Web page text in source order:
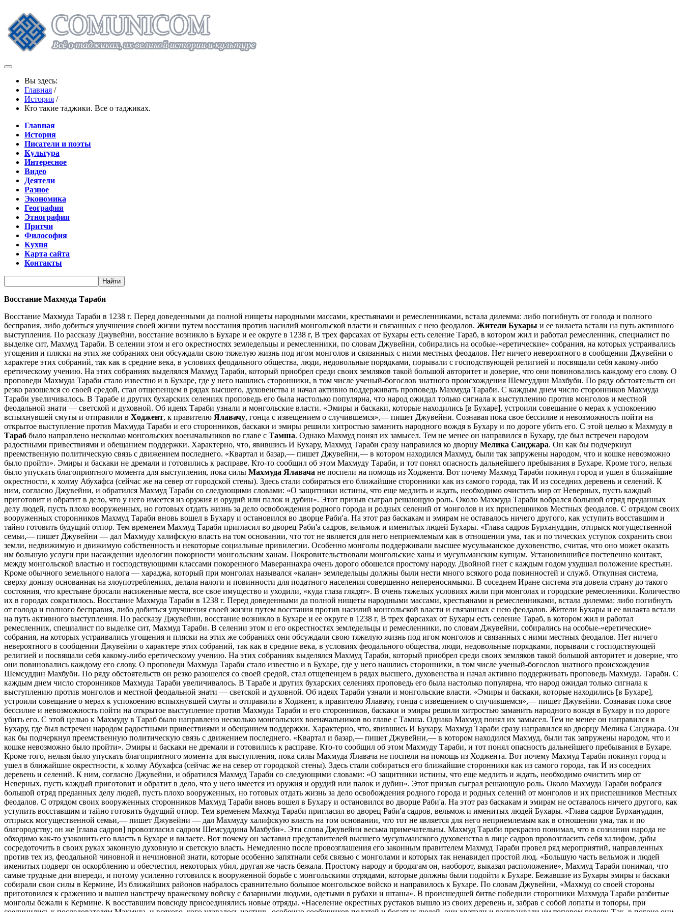
Вы здесь:
Главная /
История /
Кто такие таджики. Все о таджиках.
Главная
История
Писатели и поэты
Культура
Интересное
Видео
Деятели
Разное
Экономика
География
Этнография
Притчи
Философия
Кухня
Карта сайта
Контакты
Восстание Махмуда Тараби
Восстание Махмуда Тараби в 1238 г. Перед доведенными да полной нищеты народными массами, крестьянами и ремесленниками, встала дилемма: либо погибнуть от голода и полного
бесправия, либо добиться улучшения своей жизни путем восстания против насилий монгольской власти и связанных с нею феодалов. Жители Бухары и ее вилаета встали на путь активного
выступления. По рассказу Джувейни, восстание возникло в Бухаре и ее округе в 1238 г, В трех фарсахах от Бухары есть селение Тараб, в котором жил и работал ремесленник, специалист по
выделке сит, Махмуд Тараби. В селении этом и его окрестностях земледельцы и ремесленники, по словам Джувейни, собирались на особые-«еретические» собрания, на которых устраивались
угощения и пляски на этих же собраниях они обсуждали свою тяжелую жизнь под игом монголов и связанных с ними местных феодалов. Нет ничего невероятного в сообщении Джувейни о
характере этих собраний, так как в средние века, в условиях феодального общества, люди, недовольные порядками, порывали с господствующей религией и посвящали себя какому-либо
еретическому учению. На этих собраниях выделялся Махмуд Тараби, который приобрел среди своих земляков такой большой авторитет и доверие, что они повиновались каждому его слову. О
проповеди Махмуда Тараби стало известно и в Бухаре, где у него нашлись сторонники, в том числе ученый-богослов знатного происхождения Шемсуддин Махбуби. По ряду обстоятельств он
резко разошелся со своей средой, стал отщепенцем в рядах высшего, духовенства и начал активно поддерживать проповедь Махмуда Тараби. С каждым днем число сторонников Махмуда
Тараби увеличивалось. В Тарабе и других бухарских селениях проповедь его была настолько популярна, что народ ожидал только сигнала к выступлению против монголов и местной
феодальной знати — светской и духовной. Об идеях Тараби узнали и монгольские власти. «Эмиры и баскаки, которые находились [в Бухаре], устроили совещание о мерах к успокоению
вспыхнувшей смуты и отправили в Ходжент, к правителю Ялавачу, гонца с извещением о случившемся»,— пишет Джувейни. Сознавая пока свое бессилие и невозможность пойти на
открытое выступление против Махмуда Тараби и его сторонников, баскаки и эмиры решили хитростью заманить народного вождя в Бухару и по дороге убить его. С этой целью к Махмуду в
Тараб было направлено несколько монгольских военачальников во главе с Тамша. Однако Махмуд понял их замысел. Тем не менее он направился в Бухару, где был встречен народом
радостными привествиями и обещанием поддержки. Характерно, что, явившись И Бухару, Махмуд Тараби сразу направился ко дворцу Мелика Санджара. Он как бы подчеркнул
преемственную политическую связь с движением последнего. «Квартал и базар,— пишет Джувейни,— в котором находился Махмуд, были так запружены народом, что и кошке невозможно
было пройти». Эмиры и баскаки не дремали и готовились к расправе. Кто-то сообщил об этом Махмуду Тараби, и тот понял опасность дальнейшего пребывания в Бухаре. Кроме того, нельзя
было упускать благоприятного момента для выступления, пока силы Махмуда Ялавача не поспели на помощь из Ходжента. Вот почему Махмуд Тараби покинул город и ушел в ближайшие окрестности, к холму Абухафса (сейчас же на север от городской стены). Здесь стали собираться его ближайшие сторонники как из самого города, так И из соседних деревень и селений. К ним, согласно Джувейни, и обратился Махмуд Тараби со следующими словами: «О защитники истины, что еще медлить и ждать, необходимо очистить мир от Неверных, пусть каждый приготовит и обратит в дело, что у него имеется из оружия и орудий или палок и дубин». Этот призыв сыграл решающую роль. Около Махмуда Тараби вобрался большой отряд преданных делу людей, пусть плохо вооруженных, но готовых отдать жизнь за дело освобождения родного города и родных селений от монголов и их приспешников Местных феодалов. С отрядом своих вооруженных сторонников Махмуд Тараби вновь вошел в Бухару и остановился во дворце Раби'а. На этот раз баскакам и эмирам не оставалось ничего другого, как уступить восставшим и тайно готовить будущий отпор. Тем временем Махмуд Тараби пригласил во дворец Раби'а садров, вельмож и именитых людей Бухары. «Глава садров Бурхануддин, отпрыск могущественной семьи,— пишет Джувейни — дал Махмуду халифскую власть на том основании, что тот не является для него неприемлемым как в отношении ума, так и по тических уступок сохранить свои земли, недвижимую и движимую собственность и некоторые социальные привилегии. Особенно монголы поддерживали высшее мусульманское духовенство, считая, что оно может оказать им большую услуги при насаждении идеологии покорности монгольским ханам. Покровительствовали монгольские ханы и мусульманским купцам. Установившийся постепенно контакт, между монгольской властью и господствующими классами покоренного Мавераннахра очень дорого обошелся простому народу. Двойной гнет с каждым годом ухудшал положение крестьян. Кроме обычного земельного налога — хараджа, который при монголах назывался «калан» земледельцы должны были нести много всякого рода повинностей и служб. Откупная система, сверху донизу основанная на злоупотреблениях, делала налоги и повинности для податного населения совершенно непереносимыми. В соседнем Иране система эта довела страну до такого состояния, что крестьяне бросали насиженные места, все свое имущество и уходили, «куда глаза глядят». В очень тяжелых условиях жили при монголах и городские ремесленники. Количество их в городах сократилось. Восстание Махмуда Тараби в 1238 г. Перед доведенными да полной нищеты народными массами, крестьянами и ремесленниками, встала дилемма: либо погибнуть от голода и полного бесправия, либо добиться улучшения своей жизни путем восстания против насилий монгольской власти и связанных с нею феодалов. Жители Бухары и ее вилаята встали на путь активного выступления. По рассказу Джувейни, восстание возникло в Бухаре и ее округе в 1238 г, В трех фарсахах от Бухары есть селение Тараб, в котором жил и работал ремесленник, специалист по выделке сит, Махмуд Тараби. В селении этом и его окрестностях земледельцы и ремесленники, по словам Джувейни, собирались на особые-«еретические» собрания, на которых устраивались угощения и пляски на этих же собраниях они обсуждали свою тяжелую жизнь под игом монголов и связанных с ними местных феодалов. Нет ничего невероятного в сообщении Джувейни о характере этих собраний, так как в средние века, в условиях феодального общества, люди, недовольные порядками, порывали с господствующей религией и посвящали себя какому-либо еретическому учению. На этих собраниях выделялся Махмуд Тараби, который приобрел среди своих земляков такой большой авторитет и доверие, что они повиновались каждому его слову. О проповеди Махмуда Тараби стало известно и в Бухаре, где у него нашлись сторонники, в том числе ученый-богослов знатного происхождения Шемсуддин Махбуби. По ряду обстоятельств он резко разошелся со своей средой, стал отщепенцем в рядах высшего, духовенства и начал активно поддерживать проповедь Махмуда. Тараби. С каждым днем число сторонников Махмуда Тараби увеличивалось. В Тарабе и других бухарских селениях проповедь его была настолько популярна, что народ ожидал только сигнала к выступлению против монголов и местной феодальной знати — светской и духовной. Об идеях Тараби узнали и монгольские власти. «Эмиры и баскаки, которые находились [в Бухаре], устроили совещание о мерах к успокоению вспыхнувшей смуты и отправили в Ходжент, к правителю Ялавачу, гонца с извещением о случившемся»,— пишет Джувейни. Сознавая пока свое бессилие и невозможность пойти на открытое выступление против Махмуда Тараби и его сторонников, баскаки и эмиры решили хитростью заманить народного вождя в Бухару и по дороге убить его. С этой целью к Махмуду в Тараб было направлено несколько монгольских военачальников во главе с Тамша. Однако Махмуд понял их замысел. Тем не менее он направился в Бухару, где был встречен народом радостными привествиями и обещанием поддержки. Характерно, что, явившись И Бухару, Махмуд Тараби сразу направился ко дворцу Мелика Санджара. Он как бы подчеркнул преемственную политическую связь с движением последнего. «Квартал и базар,— пишет Джувейни,— в котором находился Махмуд, были так запружены народом, что и кошке невозможно было пройти». Эмиры и баскаки не дремали и готовились к расправе. Кто-то сообщил об этом Махмуду Тараби, и тот понял опасность дальнейшего пребывания в Бухаре. Кроме того, нельзя было упускать благоприятного момента для выступления, пока силы Махмуда Ялавача не поспели на помощь из Ходжента. Вот почему Махмуд Тараби покинул город и ушел в ближайшие окрестности, к холму Абухафса (сейчас же на север от городской стены). Здесь стали собираться его ближайшие сторонники как из самого города, так И из соседних деревень и селений. К ним, согласно Джувейни, и обратился Махмуд Тараби со следующими словами: «О защитники истины, что еще медлить и ждать, необходимо очистить мир от Неверных, пусть каждый приготовит и обратит в дело, что у него имеется из оружия и орудий или палок и дубин». Этот призыв сыграл решающую роль. Около Махмуда Тараби вобрался большой отряд преданных делу людей, пусть плохо вооруженных, но готовых отдать жизнь за дело освобождения родного города и родных селений от монголов и их приспешников Местных феодалов. С отрядом своих вооруженных сторонников Махмуд Тараби вновь вошел в Бухару и остановился во дворце Раби'а. На этот раз баскакам и эмирам не оставалось ничего другого, как уступить восставшим и тайно готовить будущий отпор. Тем временем Махмуд Тараби пригласил во дворец Раби'а садров, вельмож и именитых людей Бухары. «Глава садров Бурхануддин, отпрыск могущественной семьи,— пишет Джувейни — дал Махмуду халифскую власть на том основании, что тот не является для него неприемлемым как в отношении ума, так и по благородству; он же [глава садров] провозгласил садром Шемсуддина Махбуби». Эти слова Джувейни весьма примечательны. Махмуд Тараби прекрасно понимал, что в сознании народа не обходимо как-то узаконить его власть в Бухаре и вилаете. Вот почему он заставил представителей высшего мусульманского духовенства в лице садров провозгласить себя халифом, дабы сосредоточить в своих руках законную духовную и светскую власть. Немедленно после провозглашения его законным правителем Махмуд Тараби провел ряд мероприятий, направленных против тех из, феодальной чиновной и нечиновной знати, которые особенно запятнали себя связью с монголами и которых так ненавидел простой люд. «Большую часть вельмож и людей именитых подверг он оскорблению и обесчестил, некоторых убил, другая же часть бежала. Простому народу и бродягам он, наоборот, выказал расположение», Махмуд Тараби понимал, что самые трудные дни впереди, и потому усиленно готовился к вооруженной борьбе с монгольскими отрядами, которые должны были подойти к Бухаре. Бежавшие из Бухары эмиры и баскаки собирали свои силы в Кермине, Из ближайших районов набралось сравнительно большое монгольское войско и направилось к Бухаре. По словам Джувейни, «Махмуд со своей стороны приготовился к сражению и вышел навстречу вражескому войску с базарными людьми, одетыми в рубахи и штаны». В происшедшей битве победили сторонники Махмуда Тараби разбитые монголы бежали к Кермине. К восставшим повсюду присоединялись новые отряды. «Население окрестных рустаков вышло из своих деревень и, забрав с собой лопаты и топоры, при соединились к последователям Махмуда, и всякого, кого удавалось настичь, особенно сообщников податей и богатых людей, они хватали и раскраивали им топором голову. Так, в погоне они дон шли до Кермине. Было убито 10 тыс. человек». Эта победа была кульминацией движения Махмуда Тараби. В дальнейшем оно резко пошло на спад. Дело в том, что во время этого сражения погибли от случайных стрел Махмуд Тараби и Шемсуддин Махбуби. На место убитых восставшие выдвинули двух братьев Махмуда—Мухаммеда и Али. Эти люди не имел ни нужного авторитета, ни организаторских способностей. Вот по чему в самый ответственный момент они оказались совершенно не подготовленными к новому столкновению с монголами. Не прошло и какой-нибудь недели после сражения, как появились новые отряды монголов, возглавленные Ильдизом Нойоном и Чеканом Курчи. Сторонники Махмуда Тараби были совершенно разбитые потеряли убитыми около 20 тыс. человек. Монголы вошли в Бухару и со всей жестокостью расправились с населением. Насилия над бухарцами и окрестными крестьянами приняли такие размеры что даже суровый и коварный Махмуд Ялавач, явившись в Бухару потребовал прекращения бессмысленных избиений. В 1251 г., после воцарения Мункэ-каана последовал указ провести новую перепись населения Мавераннахра и твердо установить причитающийся налог (мал-и карари). В начале шестидесятых годов перепись в Бухаре проводилась по приказу Кубилай-каана. В городе оказалось 16 тысяч семейств. Из них половина находилась в непосредственном подчинении каана, 5 тысяч принадлежали потомкам Батыя, т. е. Джучидам, а 3 тысячи — матери Мункэ и Хулагу. Столетнее монгольское завоевание, бесконечные поборы, нескончаемые междоусобицы Чингизидов привели к тому, что на кур